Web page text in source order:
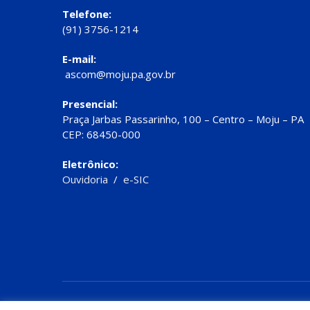
Telefone:
(91) 3756-1214
E-mail:
ascom@moju.pa.gov.br
Presencial:
Praça Jarbas Passarinho, 100 – Centro – Moju – PA
CEP: 68450-000
Eletrônico:
Ouvidoria / e-SIC